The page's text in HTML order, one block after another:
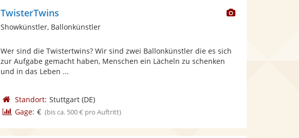
Dieser
TwisterTwins
Showkünstler, Ballonkünstler
Wer sind die Twistertwins? Wir sind zwei Ballonkünstler die es sich
zur Aufgabe gemacht haben, Menschen ein Lächeln zu schenken
und in das Leben ...
Standort: Stuttgart(DE)
Gage: € (bis ca. 500 € pro Auftritt)